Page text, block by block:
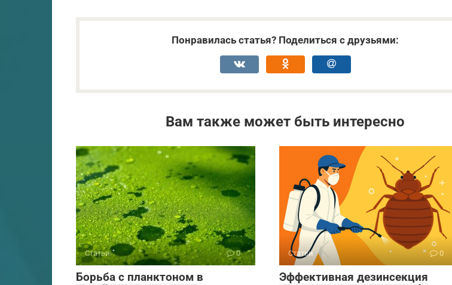
Понравилась статья? Поделиться с друзьями:
Вам также может быть интересно
Статьи 0
Борьба с планктоном в
Статьи 0
Эффективная дезинсекция